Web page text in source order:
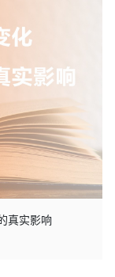
真实影响